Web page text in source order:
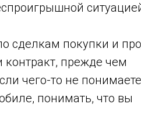
сделкам покупки и
контракт, прежде чем
чего-то не
понимать, что вы